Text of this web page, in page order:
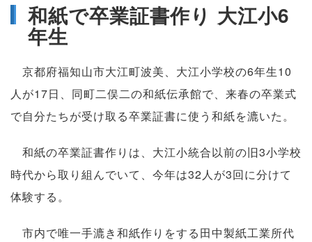
和紙で卒業証書作り 大江小6
年生
京都府福知山市大江町波美、大江小学校の6年生10
人が17日、同町二俣二の和紙伝承館で、来春の卒業式
で自分たちが受け取る卒業証書に使う和紙を漉いた。
和紙の卒業証書作りは、大江小統合以前の旧3小学校
時代から取り組んでいて、今年は32人が3回に分けて
体験する。
市内で唯一手漉き和紙作りをする田中製紙工業所代